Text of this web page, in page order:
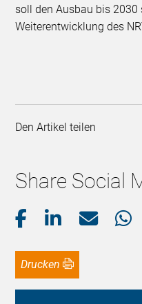
soll den Ausbau bis 2030
Weiterentwicklung des
Den Artikel teilen
Share Social
Drucken